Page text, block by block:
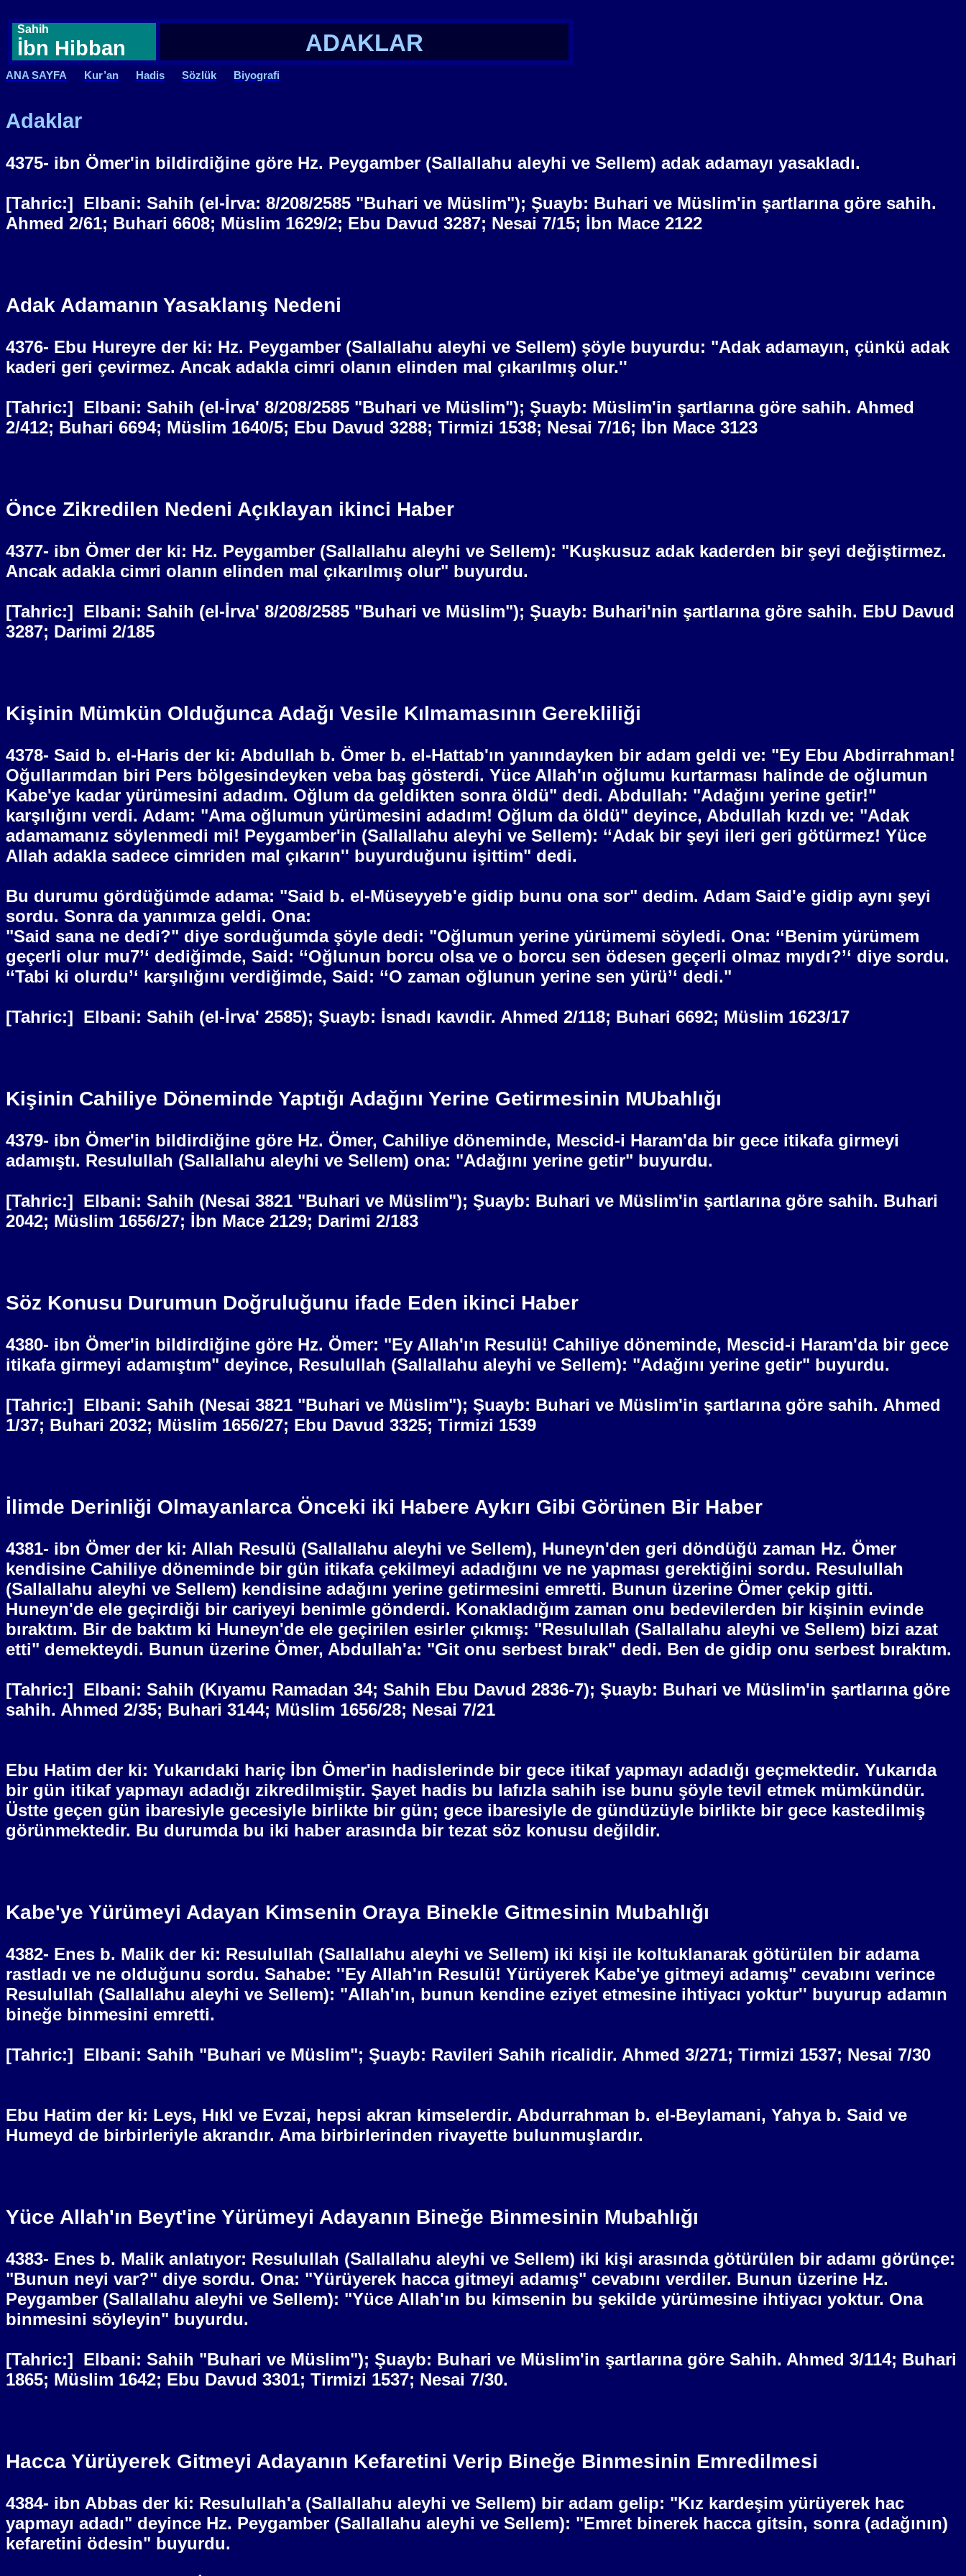
Sahih
İbn Hibban ADAKLAR
ANA SAYFA Kur’an Hadis Sözlük Biyografi
Adaklar
4375- ibn Ömer'in bildirdiğine göre Hz. Peygamber (Sallallahu aleyhi ve Sellem) adak adamayı yasakladı.
[Tahric:] Elbani: Sahih (el-İrva: 8/208/2585 "Buhari ve Müslim"); Şuayb: Buhari ve Müslim'in şartlarına göre sahih.
Ahmed 2/61; Buhari 6608; Müslim 1629/2; Ebu Davud 3287; Nesai 7/15; İbn Mace 2122
Adak Adamanın Yasaklanış Nedeni
4376- Ebu Hureyre der ki: Hz. Peygamber (Sallallahu aleyhi ve Sellem) şöyle buyurdu: "Adak adamayın, çünkü adak
kaderi geri çevirmez. Ancak adakla cimri olanın elinden mal çıkarılmış olur.''
[Tahric:] Elbani: Sahih (el-İrva' 8/208/2585 "Buhari ve Müslim"); Şuayb: Müslim'in şartlarına göre sahih. Ahmed
2/412; Buhari 6694; Müslim 1640/5; Ebu Davud 3288; Tirmizi 1538; Nesai 7/16; İbn Mace 3123
Önce Zikredilen Nedeni Açıklayan ikinci Haber
4377- ibn Ömer der ki: Hz. Peygamber (Sallallahu aleyhi ve Sellem): "Kuşkusuz adak kaderden bir şeyi değiştirmez.
Ancak adakla cimri olanın elinden mal çıkarılmış olur" buyurdu.
[Tahric:] Elbani: Sahih (el-İrva' 8/208/2585 "Buhari ve Müslim"); Şuayb: Buhari'nin şartlarına göre sahih. EbU Davud
3287; Darimi 2/185
Kişinin Mümkün Olduğunca Adağı Vesile Kılmamasının Gerekliliği
4378- Said b. el-Haris der ki: Abdullah b. Ömer b. el-Hattab'ın yanındayken bir adam geldi ve: "Ey Ebu Abdirrahman!
Oğullarımdan biri Pers bölgesindeyken veba baş gösterdi. Yüce Allah'ın oğlumu kurtarması halinde de oğlumun
Kabe'ye kadar yürümesini adadım. Oğlum da geldikten sonra öldü" dedi. Abdullah: "Adağını yerine getir!"
karşılığını verdi. Adam: "Ama oğlumun yürümesini adadım! Oğlum da öldü" deyince, Abdullah kızdı ve: "Adak
adamamanız söylenmedi mi! Peygamber'in (Sallallahu aleyhi ve Sellem): ‘‘Adak bir şeyi ileri geri götürmez! Yüce
Allah adakla sadece cimriden mal çıkarın'' buyurduğunu işittim" dedi.
Bu durumu gördüğümde adama: "Said b. el-Müseyyeb'e gidip bunu ona sor" dedim. Adam Said'e gidip aynı şeyi
sordu. Sonra da yanımıza geldi. Ona:
"Said sana ne dedi?" diye sorduğumda şöyle dedi: "Oğlumun yerine yürümemi söyledi. Ona: ‘‘Benim yürümem
geçerli olur mu7’‘ dediğimde, Said: ‘‘Oğlunun borcu olsa ve o borcu sen ödesen geçerli olmaz mıydı?’‘ diye sordu.
‘‘Tabi ki olurdu’‘ karşılığını verdiğimde, Said: ‘‘O zaman oğlunun yerine sen yürü’‘ dedi."
[Tahric:] Elbani: Sahih (el-İrva' 2585); Şuayb: İsnadı kavıdir. Ahmed 2/118; Buhari 6692; Müslim 1623/17
Kişinin Cahiliye Döneminde Yaptığı Adağını Yerine Getirmesinin MUbahlığı
4379- ibn Ömer'in bildirdiğine göre Hz. Ömer, Cahiliye döneminde, Mescid-i Haram'da bir gece itikafa girmeyi
adamıştı. Resulullah (Sallallahu aleyhi ve Sellem) ona: "Adağını yerine getir" buyurdu.
[Tahric:] Elbani: Sahih (Nesai 3821 "Buhari ve Müslim"); Şuayb: Buhari ve Müslim'in şartlarına göre sahih. Buhari
2042; Müslim 1656/27; İbn Mace 2129; Darimi 2/183
Söz Konusu Durumun Doğruluğunu ifade Eden ikinci Haber
4380- ibn Ömer'in bildirdiğine göre Hz. Ömer: "Ey Allah'ın Resulü! Cahiliye döneminde, Mescid-i Haram'da bir gece
itikafa girmeyi adamıştım" deyince, Resulullah (Sallallahu aleyhi ve Sellem): "Adağını yerine getir" buyurdu.
[Tahric:] Elbani: Sahih (Nesai 3821 "Buhari ve Müslim"); Şuayb: Buhari ve Müslim'in şartlarına göre sahih. Ahmed
1/37; Buhari 2032; Müslim 1656/27; Ebu Davud 3325; Tirmizi 1539
İlimde Derinliği Olmayanlarca Önceki iki Habere Aykırı Gibi Görünen Bir Haber
4381- ibn Ömer der ki: Allah Resulü (Sallallahu aleyhi ve Sellem), Huneyn'den geri döndüğü zaman Hz. Ömer
kendisine Cahiliye döneminde bir gün itikafa çekilmeyi adadığını ve ne yapması gerektiğini sordu. Resulullah
(Sallallahu aleyhi ve Sellem) kendisine adağını yerine getirmesini emretti. Bunun üzerine Ömer çekip gitti.
Huneyn'de ele geçirdiği bir cariyeyi benimle gönderdi. Konakladığım zaman onu bedevilerden bir kişinin evinde
bıraktım. Bir de baktım ki Huneyn'de ele geçirilen esirler çıkmış: "Resulullah (Sallallahu aleyhi ve Sellem) bizi azat
etti" demekteydi. Bunun üzerine Ömer, Abdullah'a: "Git onu serbest bırak" dedi. Ben de gidip onu serbest bıraktım.
[Tahric:] Elbani: Sahih (Kıyamu Ramadan 34; Sahih Ebu Davud 2836-7); Şuayb: Buhari ve Müslim'in şartlarına göre
sahih. Ahmed 2/35; Buhari 3144; Müslim 1656/28; Nesai 7/21
Ebu Hatim der ki: Yukarıdaki hariç İbn Ömer'in hadislerinde bir gece itikaf yapmayı adadığı geçmektedir. Yukarıda
bir gün itikaf yapmayı adadığı zikredilmiştir. Şayet hadis bu lafızla sahih ise bunu şöyle tevil etmek mümkündür.
Üstte geçen gün ibaresiyle gecesiyle birlikte bir gün; gece ibaresiyle de gündüzüyle birlikte bir gece kastedilmiş
görünmektedir. Bu durumda bu iki haber arasında bir tezat söz konusu değildir.
Kabe'ye Yürümeyi Adayan Kimsenin Oraya Binekle Gitmesinin Mubahlığı
4382- Enes b. Malik der ki: Resulullah (Sallallahu aleyhi ve Sellem) iki kişi ile koltuklanarak götürülen bir adama
rastladı ve ne olduğunu sordu. Sahabe: ''Ey Allah'ın Resulü! Yürüyerek Kabe'ye gitmeyi adamış" cevabını verince
Resulullah (Sallallahu aleyhi ve Sellem): "Allah'ın, bunun kendine eziyet etmesine ihtiyacı yoktur'' buyurup adamın
bineğe binmesini emretti.
[Tahric:] Elbani: Sahih "Buhari ve Müslim"; Şuayb: Ravileri Sahih ricalidir. Ahmed 3/271; Tirmizi 1537; Nesai 7/30
Ebu Hatim der ki: Leys, Hıkl ve Evzai, hepsi akran kimselerdir. Abdurrahman b. el-Beylamani, Yahya b. Said ve
Humeyd de birbirleriyle akrandır. Ama birbirlerinden rivayette bulunmuşlardır.
Yüce Allah'ın Beyt'ine Yürümeyi Adayanın Bineğe Binmesinin Mubahlığı
4383- Enes b. Malik anlatıyor: Resulullah (Sallallahu aleyhi ve Sellem) iki kişi arasında götürülen bir adamı görünçe:
"Bunun neyi var?" diye sordu. Ona: "Yürüyerek hacca gitmeyi adamış" cevabını verdiler. Bunun üzerine Hz.
Peygamber (Sallallahu aleyhi ve Sellem): "Yüce Allah'ın bu kimsenin bu şekilde yürümesine ihtiyacı yoktur. Ona
binmesini söyleyin" buyurdu.
[Tahric:] Elbani: Sahih "Buhari ve Müslim"); Şuayb: Buhari ve Müslim'in şartlarına göre Sahih. Ahmed 3/114; Buhari
1865; Müslim 1642; Ebu Davud 3301; Tirmizi 1537; Nesai 7/30.
Hacca Yürüyerek Gitmeyi Adayanın Kefaretini Verip Bineğe Binmesinin Emredilmesi
4384- ibn Abbas der ki: Resulullah'a (Sallallahu aleyhi ve Sellem) bir adam gelip: "Kız kardeşim yürüyerek hac
yapmayı adadı" deyince Hz. Peygamber (Sallallahu aleyhi ve Sellem): "Emret binerek hacca gitsin, sonra (adağının)
kefaretini ödesin" buyurdu.